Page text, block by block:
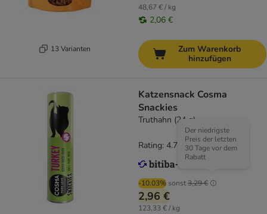
13 Varianten
48,67 € / kg
2,06 €
Zum Warenkorb
hinzufügen
Katzensnack Cosma
Snackies
Truthahn (24 g)
-10.03% sonst3,29 €
Der niedrigste
Preis der letzten
30 Tage vor dem
Rabatt
2,96 €
123,33 € / kg
Rating: 4.7/5 (166